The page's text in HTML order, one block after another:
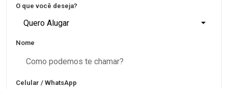
O que você deseja?
Quero Alugar
Nome
Celular / WhatsApp